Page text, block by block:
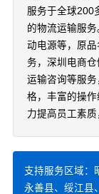
服务于全球200
的物流运输服
动电源等，原
务，深圳电商仓
运输咨询等服
格，丰富的操
力提高员工素质
支持服务区域：
永善县、绥江县